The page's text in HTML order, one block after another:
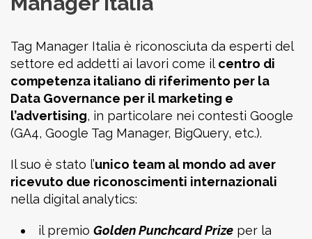
Tag Manager Italia è riconosciuta da esperti del
settore ed addetti ai lavori come ilcentro di
competenza italiano di riferimento per la
Data Governance per il marketing e
l’advertising, in particolare nei contesti Google
(GA4, Google Tag Manager, BigQuery, etc.).
Il suo è stato l’unico team al mondo ad aver
ricevuto due riconoscimenti internazionali
nella digital analytics:
il premio Golden Punchcard Prize per la